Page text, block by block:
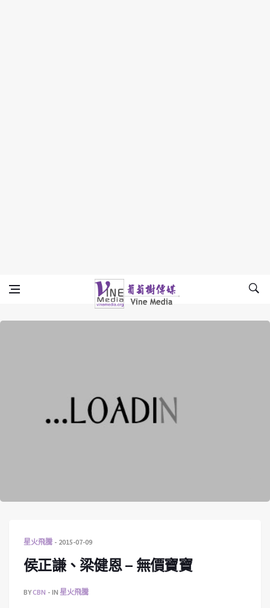
Vine Media
葡萄樹傳媒
星火飛騰 2015-07-09
侯正謙、梁健恩 – 無價寶寶
BYCBN IN 星火飛騰